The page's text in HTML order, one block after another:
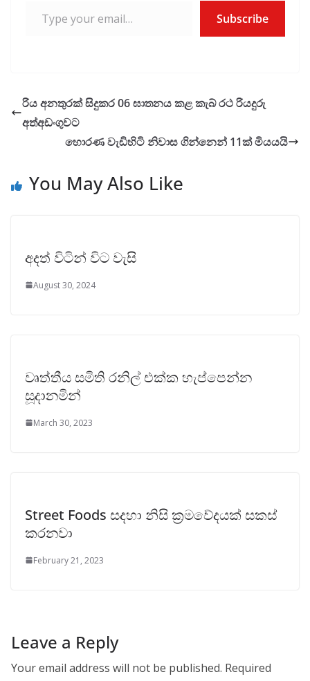
Subscribe
රිය අනතුරක් සිදුකර 06 ඝාතනය කළ කැබ් රථ රියදුරු
අත්අඩංගුවට
හොරණ වැඩිහිටි නිවාස ගින්නෙන් 11ක් මියයයි
You May Also Like
අදත් විටින් විට වැසි
August 30, 2024
වෘත්තීය සමිති රනිල් එක්ක හැප්පෙන්න
සූදානමින්
March 30, 2023
Street Foods සදහා නිසි ක්‍රමවේදයක් සකස්
කරනවා
February 21, 2023
Leave a Reply
Your email address will not be published. Required